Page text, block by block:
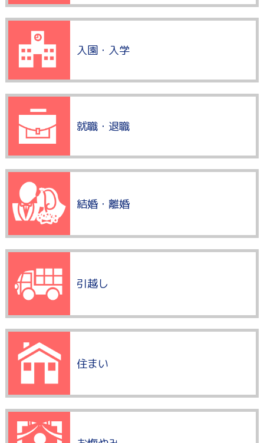
入園・入学
就職・退職
結婚・離婚
引越し
住まい